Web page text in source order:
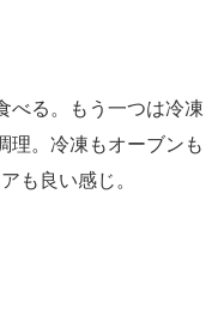
べる。もう一つは冷凍
理。冷凍もオーブンも
も良い感じ。